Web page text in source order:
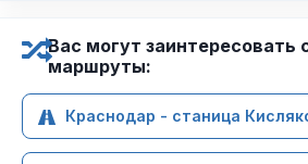
Вас могут
маршруты:
Краснодар - станица